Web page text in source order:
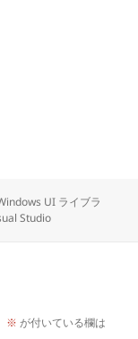
UI ライブラ
Studio
※ が付いている欄は